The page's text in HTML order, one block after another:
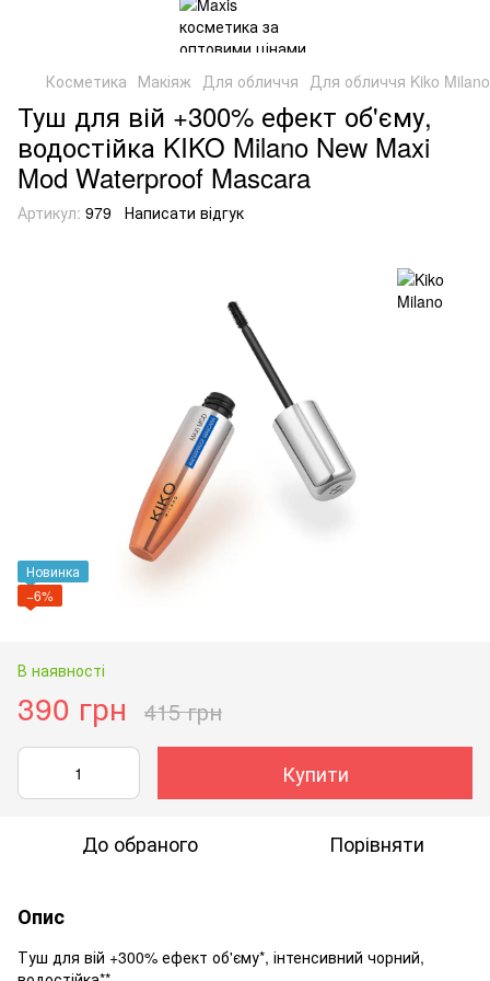
Косметика Макіяж Для обличчя Для обличчя Kiko Milano
Туш для вій +300% ефект об'єму,
водостійка KIKO Milano New Maxi
Mod Waterproof Mascara
Артикул: 979 Написати відгук
Новинка
−6%
В наявності
390 грн 415 грн
Купити
До обраного Порівняти
Опис
Туш для вій +300% ефект об'єму*, інтенсивний чорний,